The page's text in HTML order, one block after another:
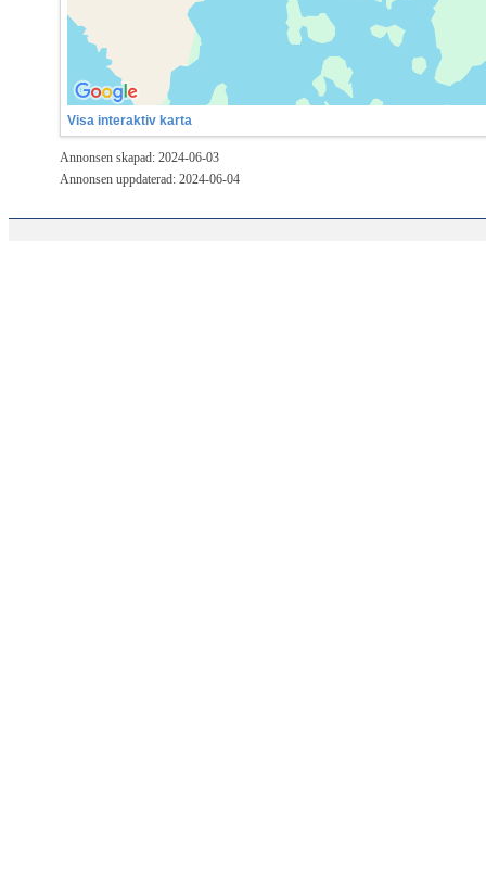
Visa interaktiv karta
Annonsen skapad: 2024-06-03
Annonsen uppdaterad: 2024-06-04